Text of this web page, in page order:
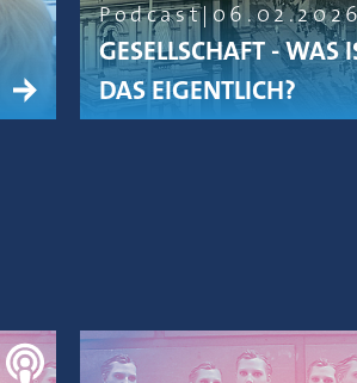
Podcast
GESELLSCHAFT - WAS
DAS EIGENTLICH?